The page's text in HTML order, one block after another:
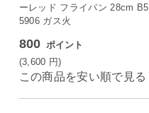
ーレッド フライパン 28cm B5
5906 ガス火
800 ポイント
(3,600 円)
この商品を安い順で見る